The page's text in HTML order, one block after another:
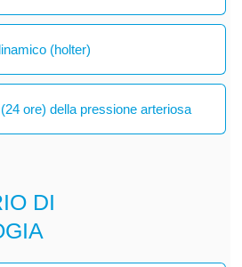
(holter)
ore) della pressione arteriosa
DI